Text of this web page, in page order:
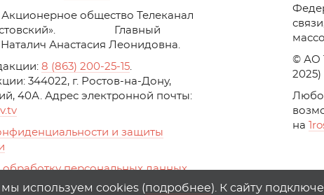
Акционерное общество Телеканал
Главный
Анастасия Леонидовна.
8 (863) 200-25-15.
344022, г. Ростов-на-Дону,
40А. Адрес электронной почты:
и защиты
обработку персональных данных
Yandex.Metrika, top.mail.ru
© АО
2025)
на
используем cookies (подробнее). К сайту